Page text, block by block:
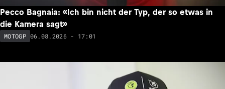
Pecco Bagnaia: «Ich bin nicht der Typ, der so etwas in
die Kamera sagt»
MOTOGP 06.08.2026 - 17:01